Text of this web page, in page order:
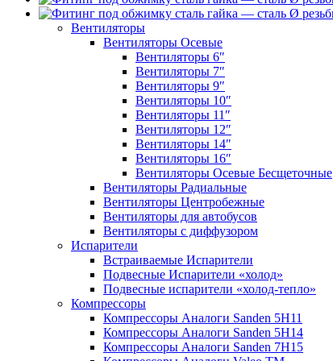
Вентиляторы
Вентиляторы Осевые
Вентиляторы 6″
Вентиляторы 7″
Вентиляторы 9″
Вентиляторы 10″
Вентиляторы 11″
Вентиляторы 12″
Вентиляторы 14″
Вентиляторы 16″
Вентиляторы Осевые Бесщеточные
Вентиляторы Радиальные
Вентиляторы Центробежные
Вентиляторы для автобусов
Вентиляторы с диффузором
Испарители
Встраиваемые Испарители
Подвесные Испарители «холод»
Подвесные испарители «холод-тепло»
Компрессоры
Компрессоры Аналоги Sanden 5H11
Компрессоры Аналоги Sanden 5H14
Компрессоры Аналоги Sanden 7H15